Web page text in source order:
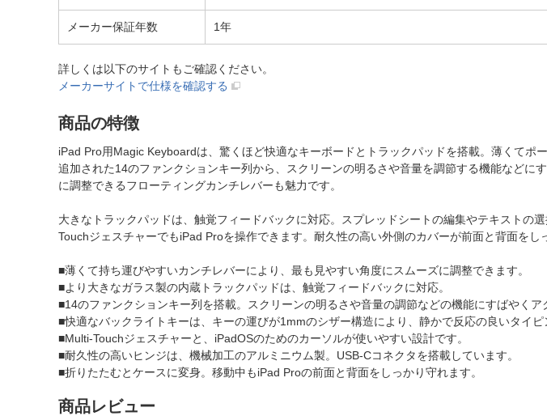
メーカー保証年数 1年
詳しくは以下のサイトもご確認ください。
メーカーサイトで仕様を確認する
商品の特徴
iPad Pro用Magic Keyboardは、驚くほど快適なキーボードとトラックパッドを搭載。薄くて
追加された14のファンクションキー列から、スクリーンの明るさや音量を調節する機能など
に調整できるフローティングカンチレバーも魅力です。
大きなトラックパッドは、触覚フィードバックに対応。スプレッドシートの編集やテキスト
TouchジェスチャーでもiPad Proを操作できます。耐久性の高い外側のカバーが前面と背面をし
■薄くて持ち運びやすいカンチレバーにより、最も見やすい角度にスムーズに調整できます。
■より大きなガラス製の内蔵トラックパッドは、触覚フィードバックに対応。
■14のファンクションキー列を搭載。スクリーンの明るさや音量の調節などの機能にすばやくア
■快適なバックライトキーは、キーの運びが1mmのシザー構造により、静かで反応の良いタイピ
■Multi-Touchジェスチャーと、iPadOSのためのカーソルが使いやすい設計です。
■耐久性の高いヒンジは、機械加工のアルミニウム製。USB-Cコネクタを搭載しています。
■折りたたむとケースに変身。移動中もiPad Proの前面と背面をしっかり守れます。
商品レビュー